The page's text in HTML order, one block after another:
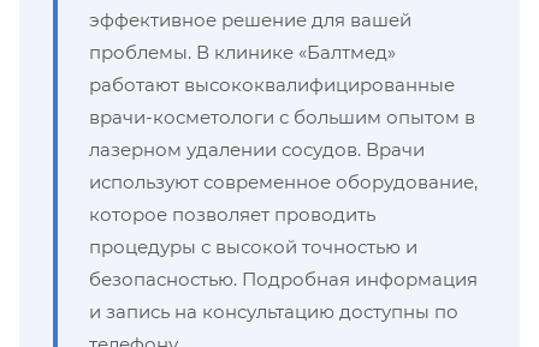
эффективное решение для вашей
проблемы. В клинике «Балтмед»
работают высококвалифицированные
врачи-косметологи с большим опытом в
лазерном удалении сосудов. Врачи
используют современное оборудование,
которое позволяет проводить
процедуры с высокой точностью и
безопасностью. Подробная информация
и запись на консультацию доступны по